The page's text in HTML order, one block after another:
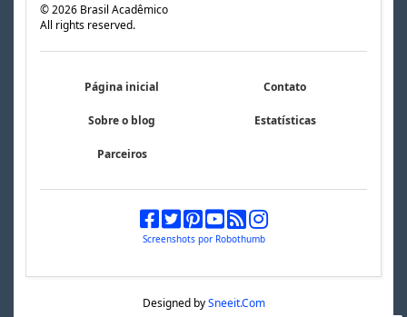
©2026 Brasil Acadêmico
All rights reserved.
Página inicial Contato
Sobre o blog Estatísticas
Parceiros
Screenshots por Robothumb
Designed bySneeit.Com